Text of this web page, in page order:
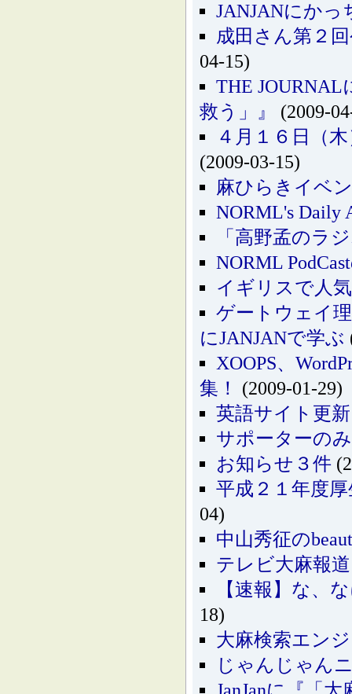
JANJANにかっ
成田さん第２
04-15)
THE
救う」』
(2009-
４月１６日（
(2009-03-15)
麻ひらきイベ
NORML's Daily
「高野孟のラ
NORML
イギリスで人
ゲートウェイ
にJANJANで学ぶ
XOOPS、
集！
(2009-01-29)
英語サイト更新
サポーターの
お知らせ３件
平成２１年度
04)
中山秀征の
テレビ大麻報
【速報】な、
18)
大麻検索エン
じゃんじゃん